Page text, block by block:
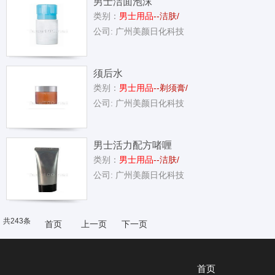
类别： 男士用品--洁肤/
公司: 广州美颜日化科技
须后水
类别： 男士用品--剃须膏/
公司: 广州美颜日化科技
男士活力配方啫喱
类别： 男士用品--洁肤/
公司: 广州美颜日化科技
共243条 首页 上一页 下一页
首页